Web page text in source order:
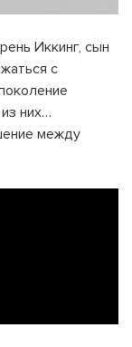
Иккинг, сын
с
них…
между